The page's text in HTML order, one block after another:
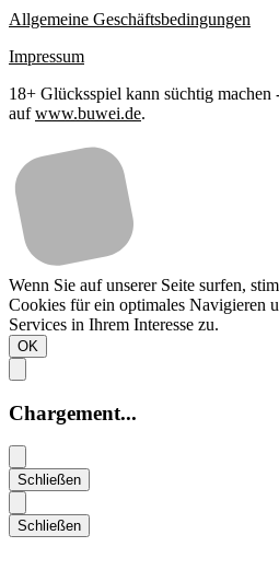
Allgemeine Geschäftsbedingungen
Impressum
18+ Glücksspiel kann süchtig
aufwww.buwei.de.
Wenn Sie auf unserer Seite surfen,
Cookies für ein optimales Navigieren
Services in Ihrem Interesse zu.
OK
Chargement...
Schließen
Schließen